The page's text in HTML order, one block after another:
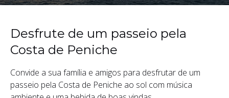
Desfrute de um passeio pela
Costa de Peniche
Convide a sua família e amigos para desfrutar de um
passeio pela Costa de Peniche ao sol com música